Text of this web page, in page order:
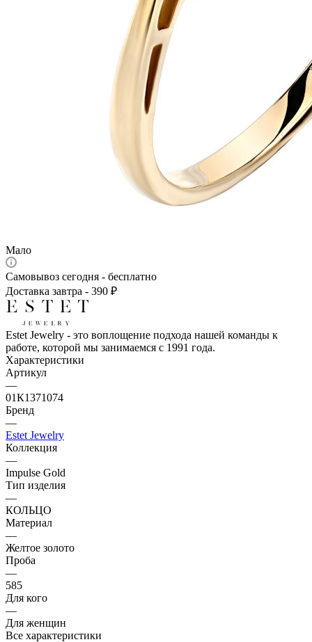
Мало
Самовывоз сегодня - бесплатно
Доставка завтра - 390 ₽
Estet Jewelry - это воплощение подхода нашей команды к
работе, которой мы занимаемся с 1991 года.
Характеристики
Артикул
—
01К1371074
Бренд
—
Estet Jewelry
Коллекция
—
Impulse Gold
Тип изделия
—
КОЛЬЦО
Материал
—
Желтое золото
Проба
—
585
Для кого
—
Для женщин
Все характеристики